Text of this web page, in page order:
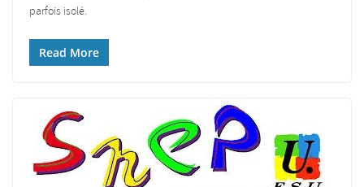
parfois isolé.
Read More